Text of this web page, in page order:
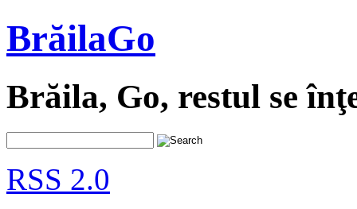
BrăilaGo
Brăila, Go, restul se
RSS 2.0